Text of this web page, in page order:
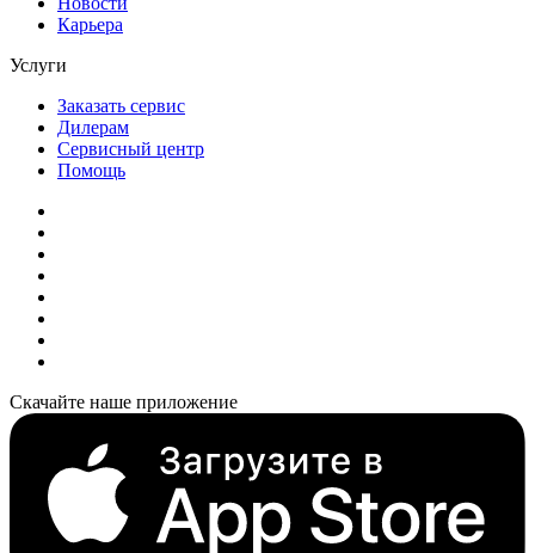
Карьера
Услуги
Заказать сервис
Дилерам
Сервисный центр
Помощь
Скачайте наше приложение